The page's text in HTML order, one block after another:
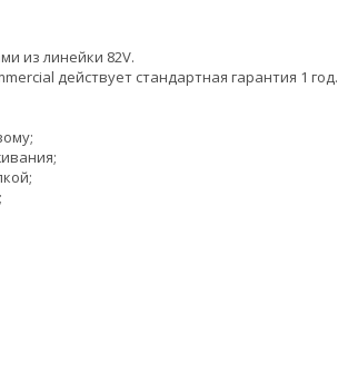
из линейки 82V.
действует стандартная гарантия 1 год.